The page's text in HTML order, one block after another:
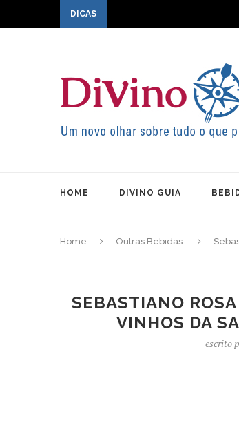
DICAS
HOME DIVINO GUIA
Home Outras Bebidas
SEBASTIANO
VINHOS DA
escrito